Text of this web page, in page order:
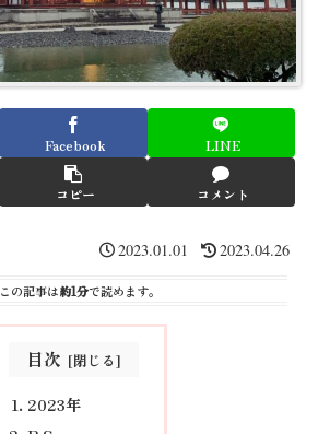
Facebook LINE
コピー コメント
2023.01.01 2023.04.26
この記事は約1分で読めます。
目次
2023年